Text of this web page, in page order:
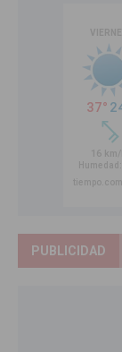
PUBLICIDAD